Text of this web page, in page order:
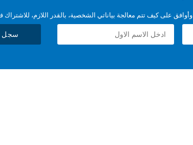
وأوافق على كيف تتم معالجة بياناتي الشخصية، بالقدر اللازم، للاشتراك
سجل